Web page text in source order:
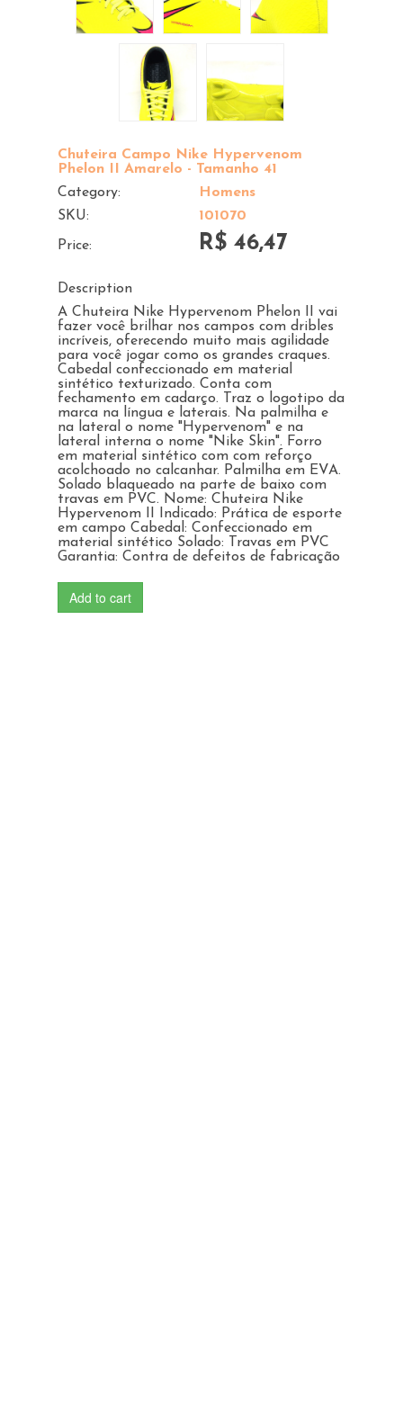
Chuteira Campo Nike Hypervenom
Phelon II Amarelo - Tamanho 41
Category:
Homens
SKU:
101070
Price: R$ 46,47
Description
A Chuteira Nike Hypervenom Phelon II vai
fazer você brilhar nos campos com dribles
incríveis, oferecendo muito mais agilidade
para você jogar como os grandes craques.
Cabedal confeccionado em material
sintético texturizado. Conta com
fechamento em cadarço. Traz o logotipo da
marca na língua e laterais. Na palmilha e
na lateral o nome "Hypervenom" e na
lateral interna o nome "Nike Skin". Forro
em material sintético com com reforço
acolchoado no calcanhar. Palmilha em EVA.
Solado blaqueado na parte de baixo com
travas em PVC. Nome: Chuteira Nike
Hypervenom II Indicado: Prática de esporte
em campo Cabedal: Confeccionado em
material sintético Solado: Travas em PVC
Garantia: Contra de defeitos de fabricação
Add to cart